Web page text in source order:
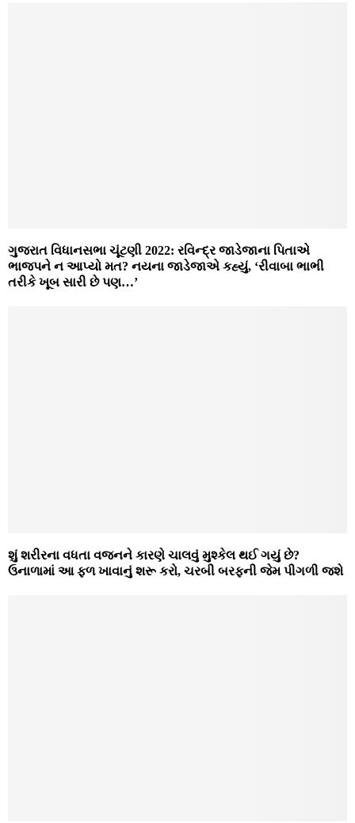
ગુજરાત વિધાનસભા ચૂંટણી 2022: રવિન્દ્ર જાડેજાના પિતાએ
ભાજપને ન આપ્યો મત? નયના જાડેજાએ કહ્યું, ‘રીવાબા ભાભી
તરીકે ખૂબ સારી છે પણ…’
શું શરીરના વધતા વજનને કારણે ચાલવું મુશ્કેલ થઈ ગયું છે?
ઉનાળામાં આ ફળ ખાવાનું શરૂ કરો, ચરબી બરફની જેમ પીગળી જશે